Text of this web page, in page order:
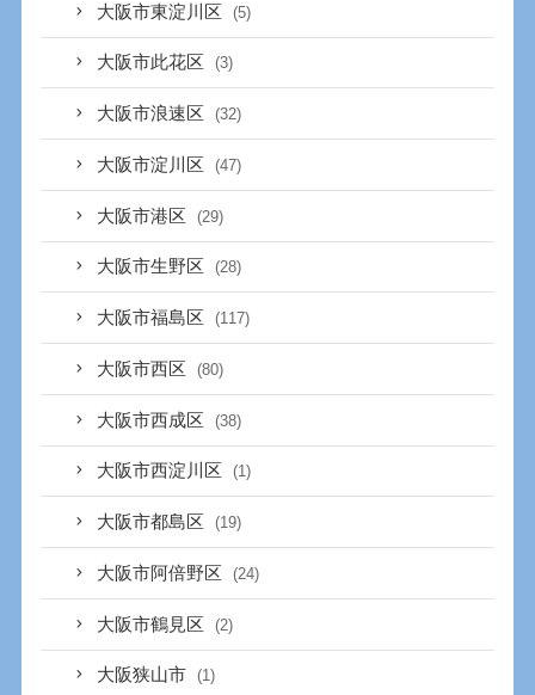
大阪市東淀川区 (5)
大阪市此花区 (3)
大阪市浪速区 (32)
大阪市淀川区 (47)
大阪市港区 (29)
大阪市生野区 (28)
大阪市福島区 (117)
大阪市西区 (80)
大阪市西成区 (38)
大阪市西淀川区 (1)
大阪市都島区 (19)
大阪市阿倍野区 (24)
大阪市鶴見区 (2)
大阪狭山市 (1)